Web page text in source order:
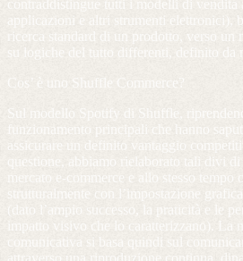
contraddistingue tutti i modelli di vendita
applicazioni e altri strumenti elettronici),
ricerca standard di un prodotto, verso
su logiche del tutto differenti, definito da
Cos’ è uno Shuffle Commerce?
Sul modello Spotify di Shuffle,
funzionamento principali che hanno
assicurare un definito vantaggio
questione, abbiamo rielaborato tali divi di
mercato e-commerce e allo stesso tempo
strutturalmente con l’impostazione
(dato l’ampio successo, la praticità e le
impatto visivo che lo caratterizzano). La
comunicativa si basa quindi sul